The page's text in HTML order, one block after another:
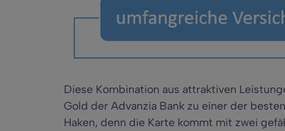
Diese Kombination aus attraktiven
Gold der Advanzia Bank zu einer der
Haken, denn die Karte kommt mit zwei